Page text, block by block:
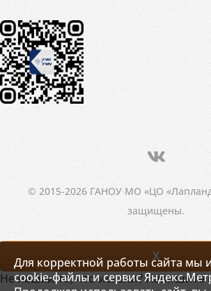
© 2015-2026 ГАНОУ МО «ЦО
защищены.
Для корректной работы сайта мы
cookie-файлы и сервис
X
Не нашли то, что искали? Напишите